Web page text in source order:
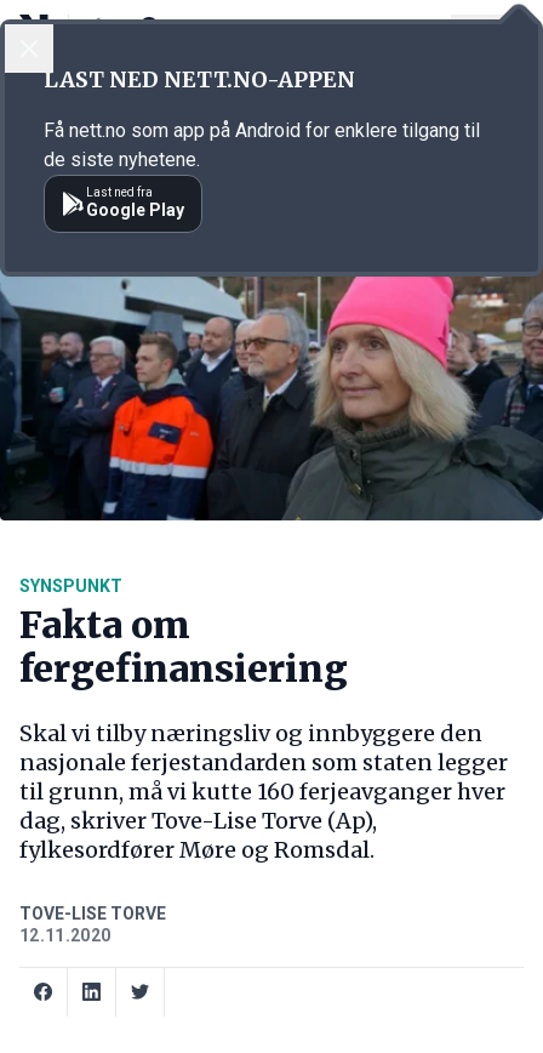
Annonsørinnhold
SYNSPUNKT
Fakta om
fergefinansiering
Skal vi tilby næringsliv og innbyggere den
nasjonale ferjestandarden som staten legger
til grunn, må vi kutte 160 ferjeavganger hver
dag, skriver Tove-Lise Torve (Ap),
fylkesordfører Møre og Romsdal.
TOVE-LISE TORVE
12.11.2020
LAST NED NETT.NO-APPEN
Få nett.no som app på Android for enklere tilgang til
de siste nyhetene.
Last ned fra
Google Play